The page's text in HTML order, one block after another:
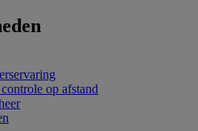
op afstand